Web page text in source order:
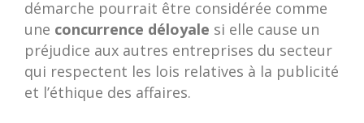
démarche pourrait être considérée comme
une concurrence déloyale si elle cause un
préjudice aux autres entreprises du secteur
qui respectent les lois relatives à la publicité
et l’éthique des affaires.